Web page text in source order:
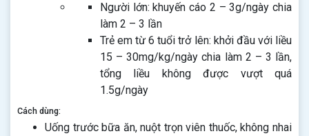
Người lớn: khuyến cáo 2 – 3g/ngày chia
làm 2 – 3 lần
Trẻ em từ 6 tuổi trở lên: khởi đầu với liều
15 – 30mg/kg/ngày chia làm 2 – 3 lần,
tổng liều không được vượt quá
1.5g/ngày
Cách dùng:
Uống trước bữa ăn, nuột trọn viên thuốc, không nhai